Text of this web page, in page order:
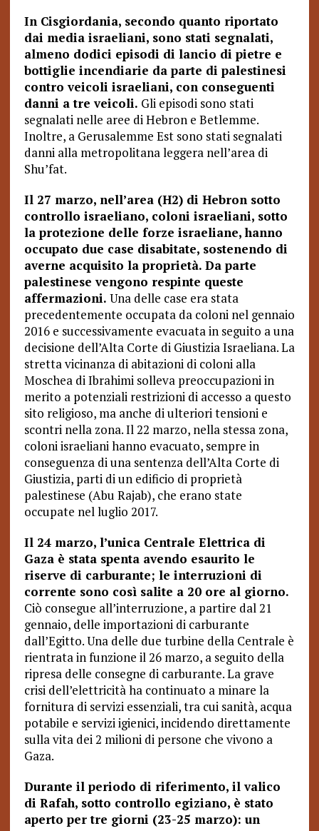
In Cisgiordania, secondo quanto riportato
dai media israeliani, sono stati segnalati,
almeno dodici episodi di lancio di pietre e
bottiglie incendiarie da parte di palestinesi
contro veicoli israeliani, con conseguenti
danni a tre veicoli. Gli episodi sono stati
segnalati nelle aree di Hebron e Betlemme.
Inoltre, a Gerusalemme Est sono stati segnalati
danni alla metropolitana leggera nell’area di
Shu’fat.
Il 27 marzo, nell’area (H2) di Hebron sotto
controllo israeliano, coloni israeliani, sotto
la protezione delle forze israeliane, hanno
occupato due case disabitate, sostenendo di
averne acquisito la proprietà. Da parte
palestinese vengono respinte queste
affermazioni. Una delle case era stata
precedentemente occupata da coloni nel gennaio
2016 e successivamente evacuata in seguito a una
decisione dell’Alta Corte di Giustizia Israeliana. La
stretta vicinanza di abitazioni di coloni alla
Moschea di Ibrahimi solleva preoccupazioni in
merito a potenziali restrizioni di accesso a questo
sito religioso, ma anche di ulteriori tensioni e
scontri nella zona. Il 22 marzo, nella stessa zona,
coloni israeliani hanno evacuato, sempre in
conseguenza di una sentenza dell’Alta Corte di
Giustizia, parti di un edificio di proprietà
palestinese (Abu Rajab), che erano state
occupate nel luglio 2017.
Il 24 marzo, l’unica Centrale Elettrica di
Gaza è stata spenta avendo esaurito le
riserve di carburante; le interruzioni di
corrente sono così salite a 20 ore al giorno.
Ciò consegue all’interruzione, a partire dal 21
gennaio, delle importazioni di carburante
dall’Egitto. Una delle due turbine della Centrale è
rientrata in funzione il 26 marzo, a seguito della
ripresa delle consegne di carburante. La grave
crisi dell’elettricità ha continuato a minare la
fornitura di servizi essenziali, tra cui sanità, acqua
potabile e servizi igienici, incidendo direttamente
sulla vita dei 2 milioni di persone che vivono a
Gaza.
Durante il periodo di riferimento, il valico
di Rafah, sotto controllo egiziano, è stato
aperto per tre giorni (23-25 marzo): un